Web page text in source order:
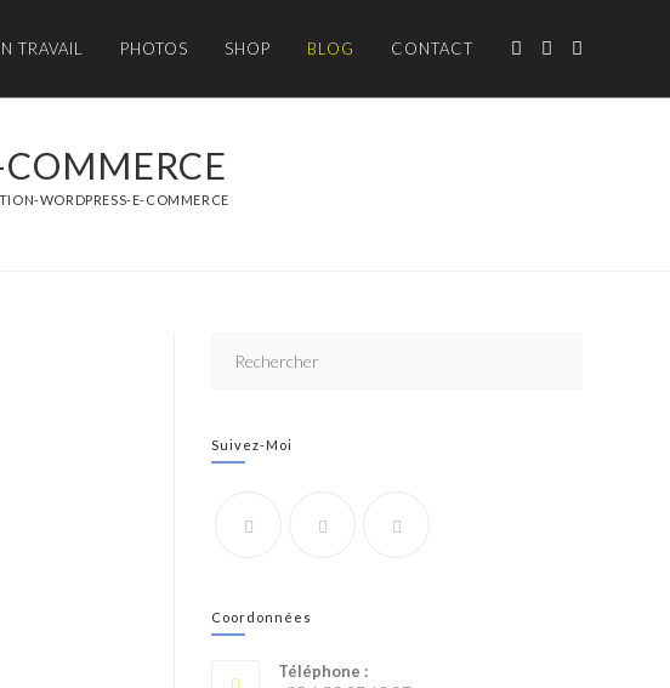
TRAVAIL PHOTOS SHOP BLOG CONTACT
WORDPRESS-E-COMMERCE
Suivez-Moi
Coordonnées
Téléphone :